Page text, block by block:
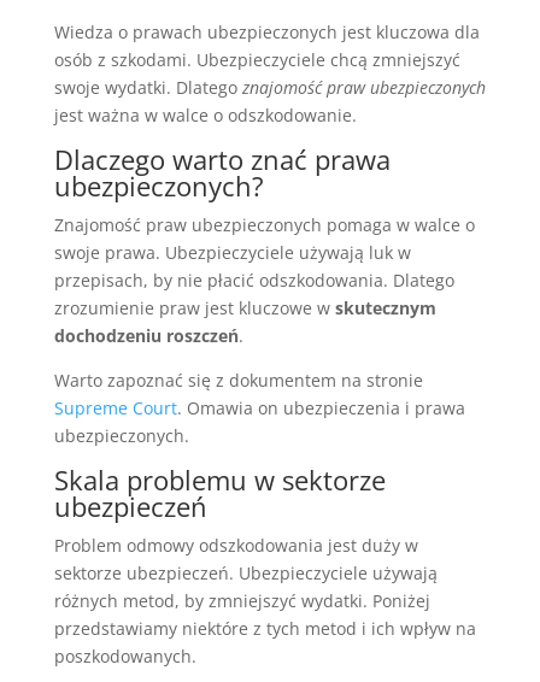
Wiedza o prawach ubezpieczonych jest kluczowa dla
osób z szkodami. Ubezpieczyciele chcą zmniejszyć
swoje wydatki. Dlatego znajomość praw ubezpieczonych
jest ważna w walce o odszkodowanie.
Dlaczego warto znać prawa
ubezpieczonych?
Znajomość praw ubezpieczonych pomaga w walce o
swoje prawa. Ubezpieczyciele używają luk w
przepisach, by nie płacić odszkodowania. Dlatego
zrozumienie praw jest kluczowe w skutecznym
dochodzeniu roszczeń.
Warto zapoznać się z dokumentem na stronie
Supreme Court. Omawia on ubezpieczenia i prawa
ubezpieczonych.
Skala problemu w sektorze
ubezpieczeń
Problem odmowy odszkodowania jest duży w
sektorze ubezpieczeń. Ubezpieczyciele używają
różnych metod, by zmniejszyć wydatki. Poniżej
przedstawiamy niektóre z tych metod i ich wpływ na
poszkodowanych.